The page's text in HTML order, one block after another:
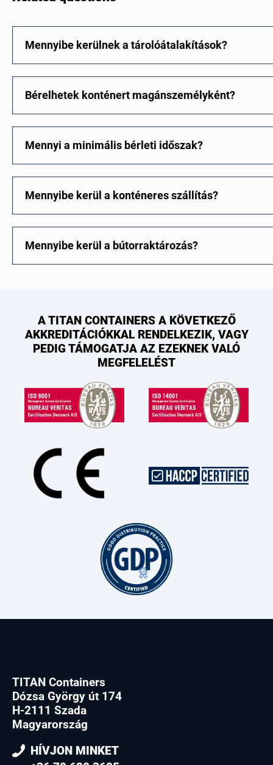
Mennyibe kerülnek a tárolóátalakítások?
Bérelhetek konténert magánszemélyként?
Mennyi a minimális bérleti időszak?
Mennyibe kerül a konténeres szállítás?
Mennyibe kerül a bútorraktározás?
A TITAN CONTAINERS A KÖVETKEZŐ
AKKREDITÁCIÓKKAL RENDELKEZIK, VAGY
PEDIG TÁMOGATJA AZ EZEKNEK VALÓ
MEGFELELÉST
TITAN Containers
Dózsa György út 174
H-2111 Szada
Magyarország
HÍVJON MINKET